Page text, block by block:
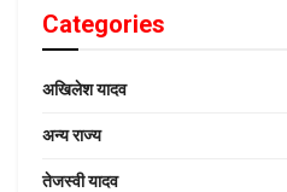
Categories
अखिलेश यादव
अन्य राज्य
तेजस्वी यादव